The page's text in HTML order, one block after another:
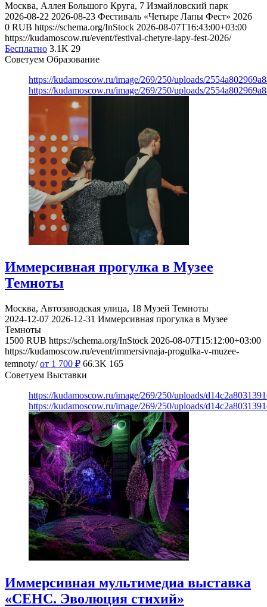
Москва, Аллея Большого Круга, 7 Измайловский парк
2026-08-22 2026-08-23 Фестиваль «Четыре Лапы Фест» 2026
0 RUB https://schema.org/InStock 2026-08-07T16:43:00+03:00
https://kudamoscow.ru/event/festival-chetyre-lapy-fest-2026/
Бесплатно 3.1K 29
Советуем Образование
https://kudamoscow.ru/image/269/250/uploads/
https://kudamoscow.ru/image/269/250/uploads/
Иммерсивная прогулка в Музее
Темноты
Москва, Автозаводская улица, 18 Музей Темноты
2024-12-07 2026-12-31 Иммерсивная прогулка в Музее
Темноты
1500 RUB https://schema.org/InStock 2026-08-07T15:12:00+03:00
https://kudamoscow.ru/event/immersivnaja-progulka-v-muzee-
temnoty/ от 1 700 ₽ 66.3K 165
Советуем Выставки
https://kudamoscow.ru/image/269/250/uploads/
https://kudamoscow.ru/image/269/250/uploads/
Иммерсивная мультимедиа выставка
«СЕНС. Эволюция стихий»